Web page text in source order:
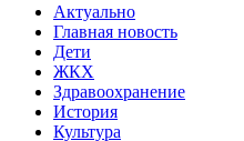
Актуально
Главная новость
Дети
ЖКХ
Здравоохранение
История
Культура